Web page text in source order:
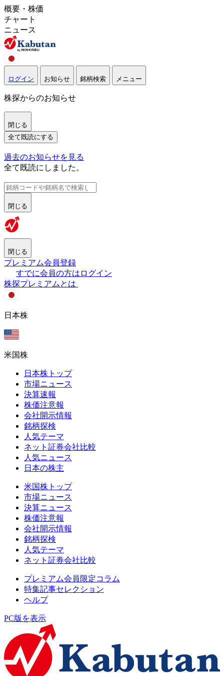
概要・株価
チャート
ニュース
ログイン お知らせ 銘柄検索 メニュー
株探からのお知らせ
閉じる
全て既読にする
過去のお知らせを見る
全て既読にしました。
閉じる
閉じる
プレミアム会員登録
すでに会員の方はログイン
株探プレミアムとは
日本株
米国株
日本株トップ
市場ニュース
決算速報
株価注意報
会社開示情報
銘柄探検
人気テーマ
ネット証券会社比較
人気ニュース
日本の株主
米国株トップ
市場ニュース
決算ニュース
株価注意報
会社開示情報
銘柄探検
人気テーマ
ネット証券会社比較
プレミアム会員限定コラム
特集記事セレクション
ヘルプ
PC版を表示